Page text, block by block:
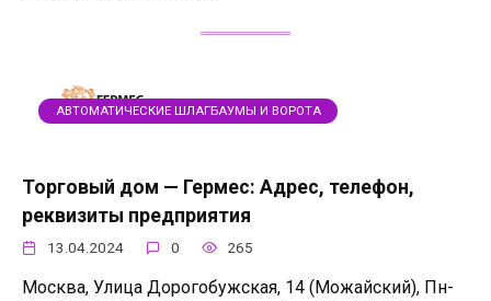
АВТОМАТИЧЕСКИЕ ШЛАГБАУМЫ И ВОРОТА
Торговый дом — Гермес: Адрес, телефон,
реквизиты предприятия
13.04.2024 0 265
Москва, Улица Дорогобужская, 14 (Можайский), Пн-